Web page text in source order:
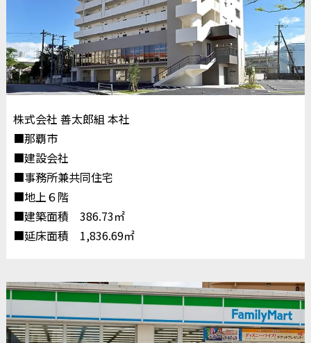
株式会社 善太郎組 本社
■那覇市
■建設会社
■事務所兼共同住宅
■地上６階
■建築面積 386.73㎡
■延床面積 1,836.69㎡